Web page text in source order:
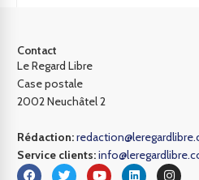
Contact
Le Regard Libre
Case postale
2002 Neuchâtel 2
Rédaction:
Service clients: